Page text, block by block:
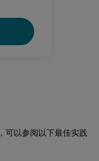
可以参阅以下最佳实践